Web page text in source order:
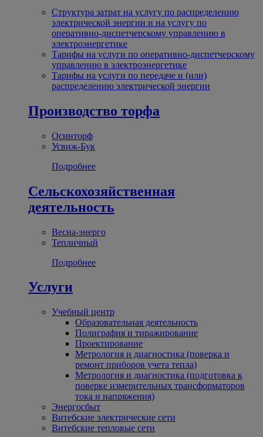
Структура затрат на услугу по распределению
электрической энергии и на услугу по
оперативно-диспетчерскому управлению в
электроэнергетике
Тарифы на услуги по оперативно-диспетчерскому
управлению в электроэнергетике
Тарифы на услуги по передаче и (или)
распределению электрической энергии
Производство торфа
Осинторф
Усвиж-Бук
Подробнее
Сельскохозяйственная
деятельность
Весна-энерго
Тепличный
Подробнее
Услуги
Учебный центр
Образовательная деятельность
Полиграфия и тиражирование
Проектирование
Метрология и диагностика (поверка и
ремонт приборов учета тепла)
Метрология и диагностика (подготовка к
поверке измерительных трансформаторов
тока и напряжения)
Энергосбыт
Витебские электрические сети
Витебские тепловые сети